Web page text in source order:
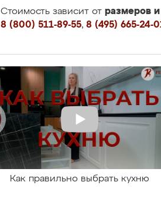
Стоимость зависит от размеров
8 (800) 511-89-55, 8 (495) 665-24-
Как правильно выбрать кухню